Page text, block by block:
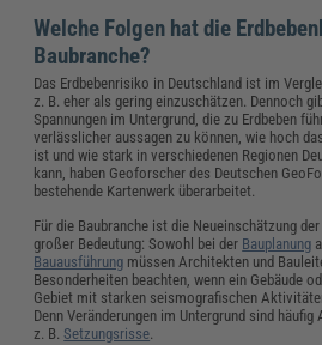
Welche Folgen hat die
Baubranche?
Das Erdbebenrisiko in Deutschland ist im
z. B. eher als gering einzuschätzen. Dennoch
Spannungen im Untergrund, die zu Erdbeben
verlässlicher aussagen zu können, wie hoch
ist und wie stark in verschiedenen Regionen
kann, haben Geoforscher des Deutschen
bestehende Kartenwerk überarbeitet.
Für die Baubranche ist die Neueinschätzung
großer Bedeutung: Sowohl bei der Bauplanung
Bauausführung müssen Architekten und
Besonderheiten beachten, wenn ein Gebäude
Gebiet mit starken seismografischen
Denn Veränderungen im Untergrund sind
z. B.Setzungsrisse.